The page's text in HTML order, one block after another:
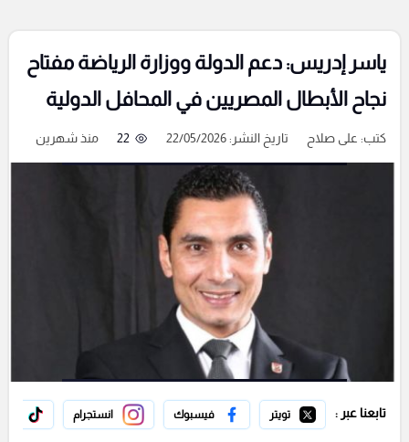
ياسر إدريس: دعم الدولة ووزارة الرياضة مفتاح
نجاح الأبطال المصريين في المحافل الدولية
كتب: على صلاح تاريخ النشر: 22/05/2026 22 منذ شهرين
تابعنا عبر : تويتر فيسبوك انستجرام